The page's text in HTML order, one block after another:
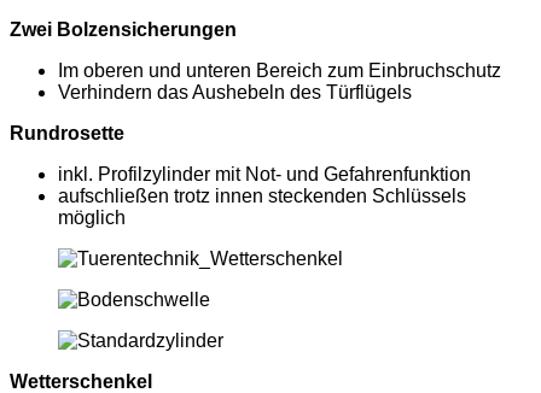
Zwei Bolzensicherungen
Im oberen und unteren Bereich zum Einbruchschutz
Verhindern das Aushebeln des Türflügels
Rundrosette
inkl. Profilzylinder mit Not- und Gefahrenfunktion
aufschließen trotz innen steckenden Schlüssels
möglich
Wetterschenkel